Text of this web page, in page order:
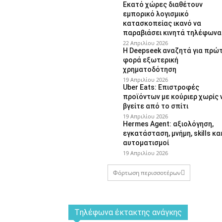
Εκατό χώρες διαθέτουν
εμπορικό λογισμικό
κατασκοπείας ικανό να
παραβιάσει κινητά τηλέφωνα
22 Απριλίου 2026
Η Deepseek αναζητά για
φορά εξωτερική
χρηματοδότηση
19 Απριλίου 2026
Uber Eats: Επιστροφές
προϊόντων με κούριερ χωρίς
βγείτε από το σπίτι
19 Απριλίου 2026
Hermes Agent: αξιολόγηση,
εγκατάσταση, μνήμη, skills και
αυτοματισμοί
19 Απριλίου 2026
Φόρτωση περισσοτέρων
Tηλέφωνα έκτακτης ανάγκης